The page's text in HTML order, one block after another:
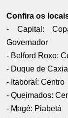
Confira os
- Capital:
Governador
- Belford Roxo:
- Duque de
- Itaboraí: Centro
- Queimados:
- Magé: Piabetá